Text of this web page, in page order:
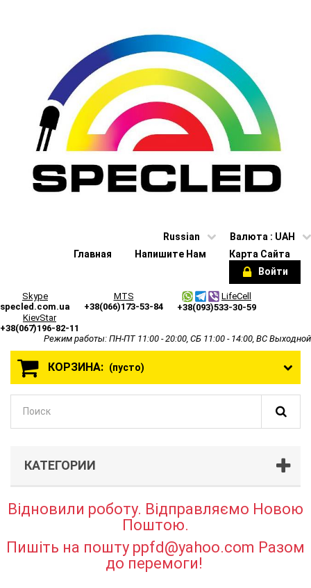
Валюта : UAH
Russian
Главная
Напишите Нам
Карта Сайта
Войти
Skype
specled.com.ua
MTS
+38(066)173-53-84
LifeCell
+38(093)533-30-59
KievStar
+38(067)196-82-11
Режим работы: ПН-ПТ 11:00 - 20:00, СБ 11:00 - 14:00, ВС Выходной
КОРЗИНА: (пусто)
КАТЕГОРИИ
Відновили роботу. Відправляємо Новою
Поштою.
Пишіть на пошту ppfd@yahoo.com Разом
до перемоги!